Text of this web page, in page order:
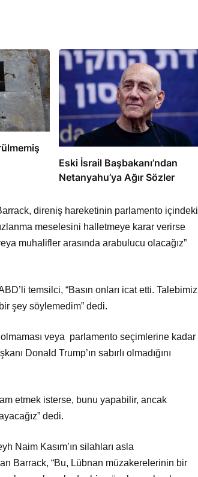
Eski İsrail Başbakanı’ndan
Netanyahu’ya Ağır Sözler
direniş hareketinin parlamento içindeki
meselesini halletmeye karar verirse
muhalifler arasında arabulucu olacağız”
temsilci, “Basın onları icat etti. Talebimiz
şey söylemedim” dedi.
veya parlamento seçimlerine kadar
Donald Trump’ın sabırlı olmadığını
etmek isterse, bunu yapabilir, ancak
dedi.
Naim Kasım’ın silahları asla
Barrack, “Bu, Lübnan müzakerelerinin bir